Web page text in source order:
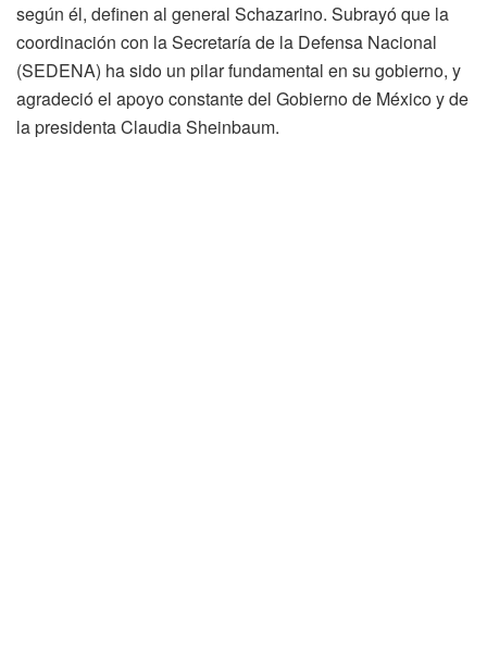
según él, definen al general Schazarino. Subrayó que la
coordinación con la Secretaría de la Defensa Nacional
(SEDENA) ha sido un pilar fundamental en su gobierno, y
agradeció el apoyo constante del Gobierno de México y de
la presidenta Claudia Sheinbaum.